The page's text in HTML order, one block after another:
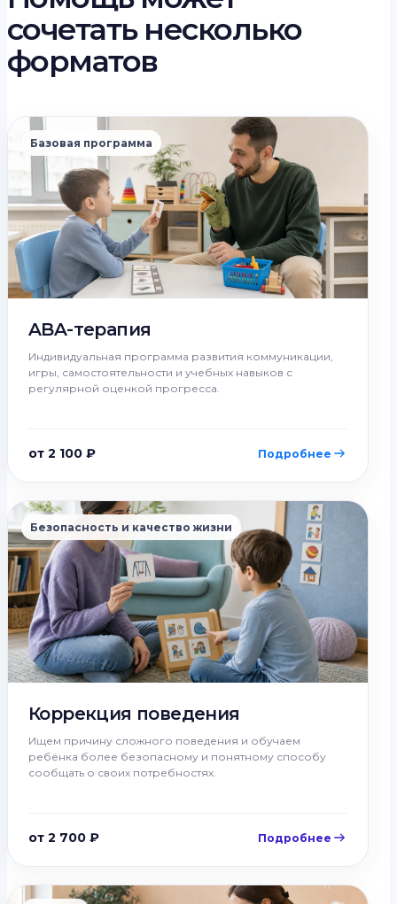
сочетать несколько
форматов
Базовая программа
ABA-терапия
Индивидуальная программа развития коммуникации,
игры, самостоятельности и учебных навыков с
регулярной оценкой прогресса.
от 2 100 ₽ Подробнее
Безопасность и качество жизни
Коррекция поведения
Ищем причину сложного поведения и обучаем
ребёнка более безопасному и понятному способу
сообщать о своих потребностях.
от 2 700 ₽ Подробнее